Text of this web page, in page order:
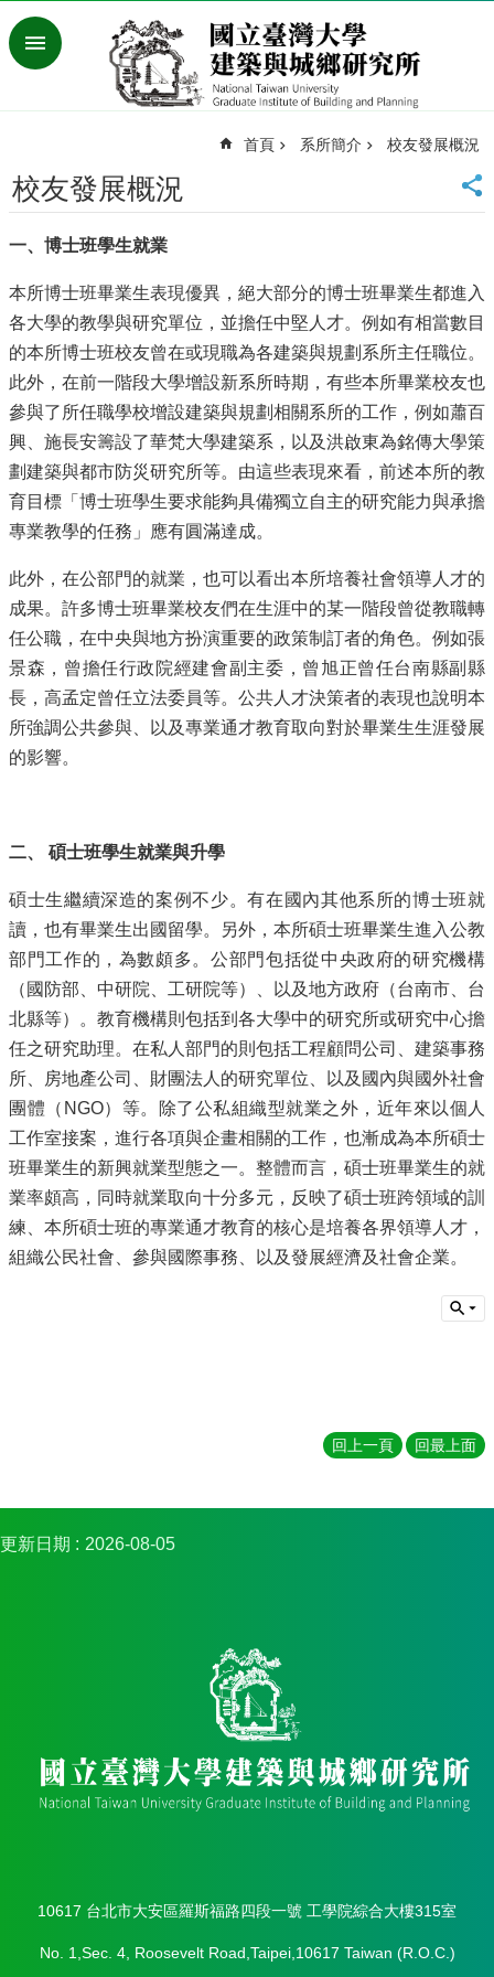
跳到主要內容區塊
進
灣
大
首
English
最
新
消
息
系
所
簡
介
所
成
員
招
生
資
訊
訊
成
果
學
術
實
踐
國
際
交
流
定
與
表
款
學
首
頁
學
書
首頁 系所簡介 校友發展概況
校友發展概況
一、博士班學生就業
本所博士班畢業生表現優異，絕大部分的博士班畢業生都進入
各大學的教學與研究單位，並擔任中堅人才。例如有相當數目
的本所博士班校友曾在或現職為各建築與規劃系所主任職位。
此外，在前一階段大學增設新系所時期，有些本所畢業校友也
參與了所任職學校增設建築與規劃相關系所的工作，例如蕭百
興、施長安籌設了華梵大學建築系，以及洪啟東為銘傳大學策
劃建築與都市防災研究所等。由這些表現來看，前述本所的教
育目標「博士班學生要求能夠具備獨立自主的研究能力與承擔
專業教學的任務」應有圓滿達成。
此外，在公部門的就業，也可以看出本所培養社會領導人才的
成果。許多博士班畢業校友們在生涯中的某一階段曾從教職轉
任公職，在中央與地方扮演重要的政策制訂者的角色。例如張
景森，曾擔任行政院經建會副主委，曾旭正曾任台南縣副縣
長，高孟定曾任立法委員等。公共人才決策者的表現也說明本
所強調公共參與、以及專業通才教育取向對於畢業生生涯發展
的影響。
二、 碩士班學生就業與升學
碩士生繼續深造的案例不少。有在國內其他系所的博士班就
讀，也有畢業生出國留學。另外，本所碩士班畢業生進入公教
部門工作的，為數頗多。公部門包括從中央政府的研究機構
（國防部、中研院、工研院等）、以及地方政府（台南市、台
北縣等）。教育機構則包括到各大學中的研究所或研究中心擔
任之研究助理。在私人部門的則包括工程顧問公司、建築事務
所、房地產公司、財團法人的研究單位、以及國內與國外社會
團體（NGO）等。除了公私組織型就業之外，近年來以個人
工作室接案，進行各項與企畫相關的工作，也漸成為本所碩士
班畢業生的新興就業型態之一。整體而言，碩士班畢業生的就
業率頗高，同時就業取向十分多元，反映了碩士班跨領域的訓
練、本所碩士班的專業通才教育的核心是培養各界領導人才，
組織公民社會、參與國際事務、以及發展經濟及社會企業。
回上一頁 回最上面
更新日期 2026-08-05
10617 台北市大安區羅斯福路四段一號 工學院綜合大樓315室
No. 1,Sec. 4, Roosevelt Road,Taipei,10617 Taiwan (R.O.C.)